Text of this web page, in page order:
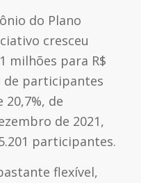
do Plano
cresceu
milhões para R$
de participantes
de
de 2021,
participantes.
flexível,